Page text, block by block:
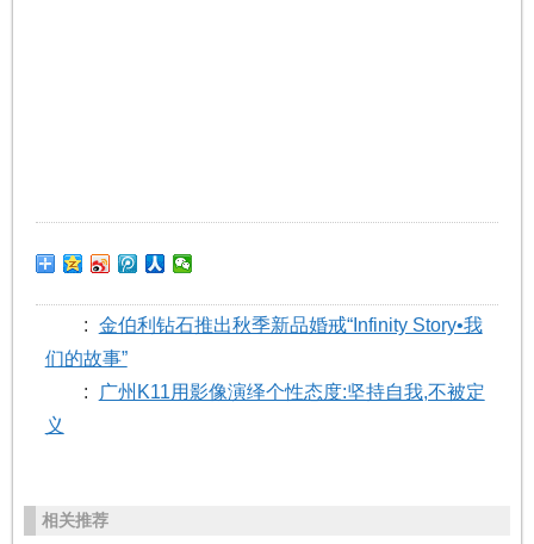
: 金伯利钻石推出秋季新品婚戒“Infinity Story•我
们的故事”
:
广州K11用影像演绎个性态度:坚持自我,不被定
义
相关推荐